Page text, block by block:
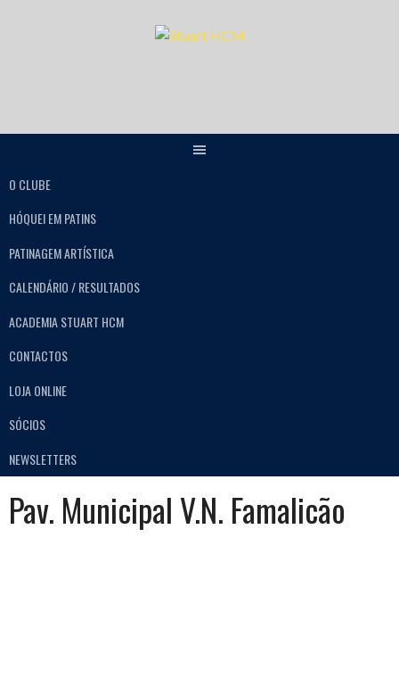
O CLUBE
HÓQUEI EM PATINS
PATINAGEM ARTÍSTICA
CALENDÁRIO / RESULTADOS
ACADEMIA STUART HCM
CONTACTOS
LOJA ONLINE
SÓCIOS
NEWSLETTERS
Pav. Municipal V.N. Famalicão